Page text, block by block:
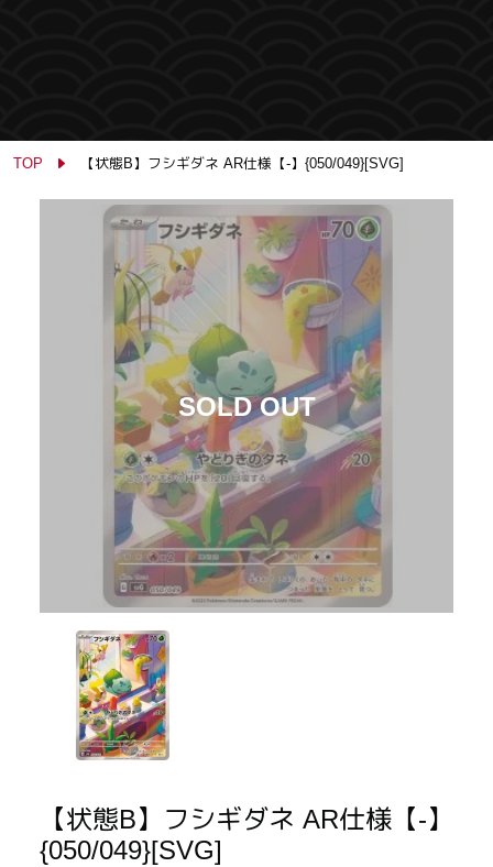
TOP 【状態B】フシギダネ AR仕様【-】{050/049}[SVG]
【状態B】フシギダネ AR仕様【-】
{050/049}[SVG]